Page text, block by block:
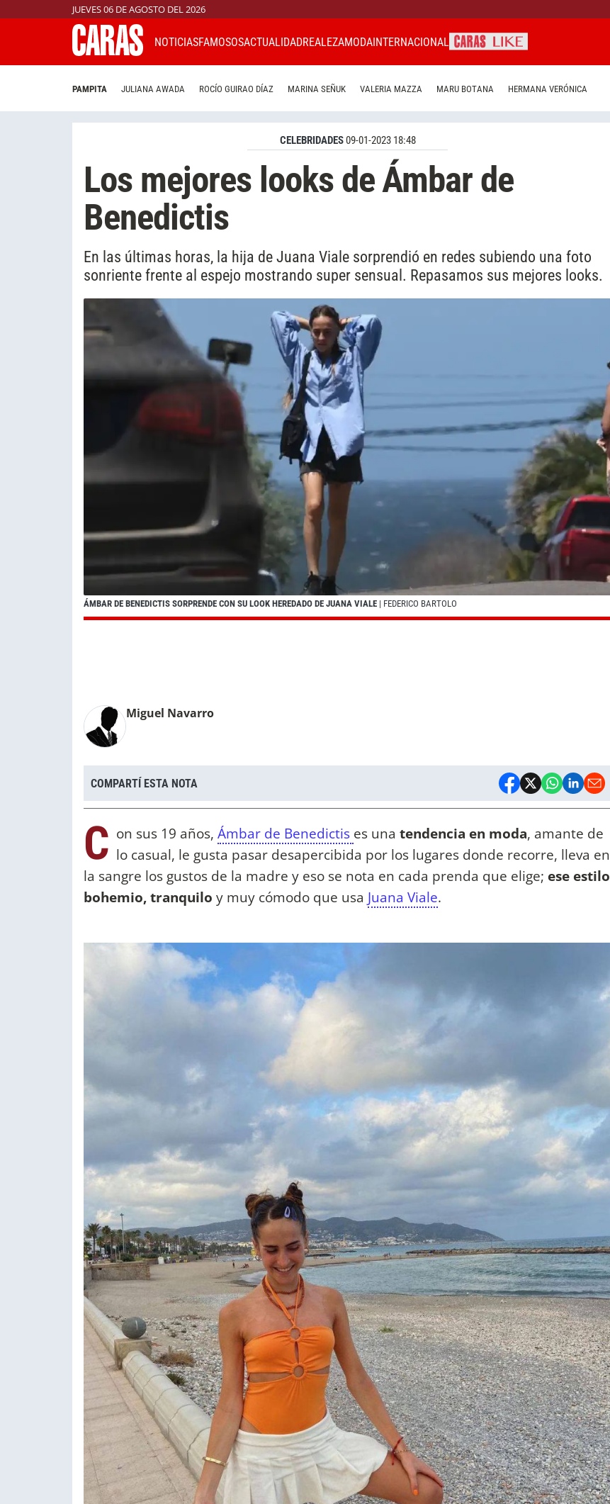
JUEVES 06 DE AGOSTO DEL 2026
NOTICIASFAMOSOSACTUALIDADREALEZAMODAINTERNACIONAL
PAMPITA JULIANA AWADA ROCÍO GUIRAO DÍAZ MARINA SEÑUK VALERIA MAZZA MARU BOTANA HERMANA VERÓNICA
CELEBRIDADES09-01-2023 18:48
Los mejores looks de Ámbar de
Benedictis
En las últimas horas, la hija de Juana Viale sorprendió en redes subiendo una foto
sonriente frente al espejo mostrando super sensual. Repasamos sus mejores looks.
ÁMBAR DE BENEDICTIS SORPRENDE CON SU LOOK HEREDADO DE JUANA VIALE | FEDERICO BARTOLO
Miguel Navarro
COMPARTÍ ESTA NOTA
C on sus 19 años, Ámbar de Benedictis es una tendencia en moda, amante de
lo casual, le gusta pasar desapercibida por los lugares donde recorre, lleva en
la sangre los gustos de la madre y eso se nota en cada prenda que elige; ese estilo
bohemio, tranquilo y muy cómodo que usa Juana Viale.